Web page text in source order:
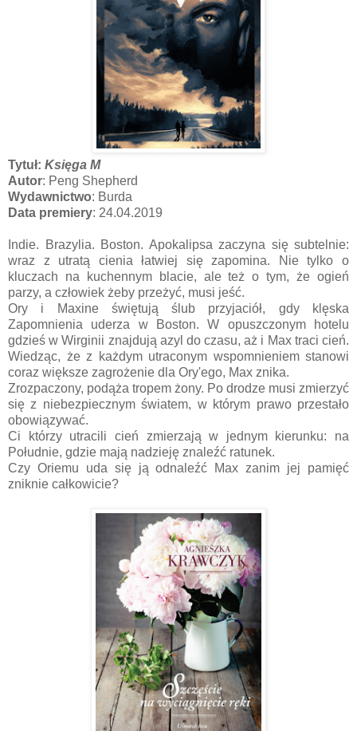
Tytuł: Księga M
Autor: Peng Shepherd
Wydawnictwo: Burda
Data premiery: 24.04.2019
Indie. Brazylia. Boston. Apokalipsa zaczyna się subtelnie:
wraz z utratą cienia łatwiej się zapomina. Nie tylko o
kluczach na kuchennym blacie, ale też o tym, że ogień
parzy, a człowiek żeby przeżyć, musi jeść.
Ory i Maxine świętują ślub przyjaciół, gdy klęska
Zapomnienia uderza w Boston. W opuszczonym hotelu
gdzieś w Wirginii znajdują azyl do czasu, aż i Max traci cień.
Wiedząc, że z każdym utraconym wspomnieniem stanowi
coraz większe zagrożenie dla Ory'ego, Max znika.
Zrozpaczony, podąża tropem żony. Po drodze musi zmierzyć
się z niebezpiecznym światem, w którym prawo przestało
obowiązywać.
Ci którzy utracili cień zmierzają w jednym kierunku: na
Południe, gdzie mają nadzieję znaleźć ratunek.
Czy Oriemu uda się ją odnaleźć Max zanim jej pamięć
zniknie całkowicie?